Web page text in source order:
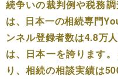
続争いの裁判例や税務
は、日本一の相続専門
ンネル登録者数は4.8万
は、日本一を誇ります
り、相続の相談実績は